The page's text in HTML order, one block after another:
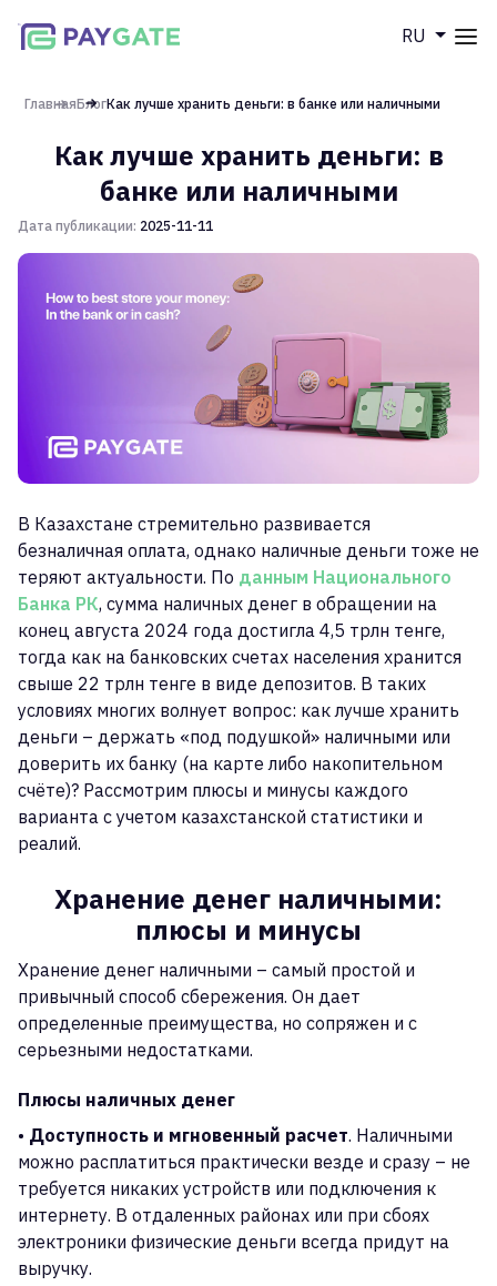
RU
Меню
Продукты
Cards
Компания
О нас
Партнерская программа
Блог
ГлавнаяБлогКак лучше хранить деньги: в банке или наличными
Как лучше хранить деньги: в
банке или наличными
Дата публикации: 2025-11-11
В Казахстане стремительно развивается
безналичная оплата, однако наличные деньги тоже не
теряют актуальности. По данным Национального
Банка РК, сумма наличных денег в обращении на
конец августа 2024 года достигла 4,5 трлн тенге,
тогда как на банковских счетах населения хранится
свыше 22 трлн тенге в виде депозитов. В таких
условиях многих волнует вопрос: как лучше хранить
деньги – держать «под подушкой» наличными или
доверить их банку (на карте либо накопительном
счёте)? Рассмотрим плюсы и минусы каждого
варианта с учетом казахстанской статистики и
реалий.
Хранение денег наличными:
плюсы и минусы
Хранение денег наличными – самый простой и
привычный способ сбережения. Он дает
определенные преимущества, но сопряжен и с
серьезными недостатками.
Плюсы наличных денег
• Доступность и мгновенный расчет. Наличными
можно расплатиться практически везде и сразу – не
требуется никаких устройств или подключения к
интернету. В отдаленных районах или при сбоях
электроники физические деньги всегда придут на
выручку.